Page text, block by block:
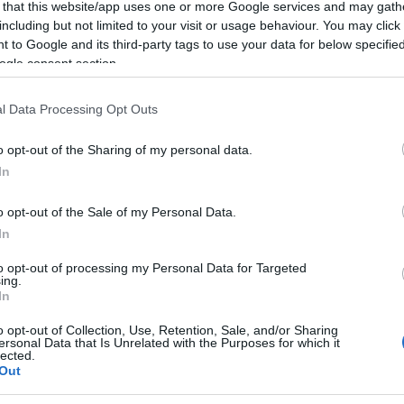
that this website/app uses one or more Google services and may
but not limited to your visit or usage behaviour. You may
to Google and its third-party tags to use your data for below
consent section.
Data Processing Opt Outs
opt-out of the Sharing of my personal data.
opt-out of the Sale of my Personal Data.
opt-out of processing my Personal Data for Targeted
opt-out of Collection, Use, Retention, Sale, and/or Sharing
Data that Is Unrelated with the Purposes for which it
között hónapokon át „plátói kapcsolat” állt
szerinte „elég messzire mentek”.
elnök azt írta a színésznőnek:
Arab szakértő:
mérce Oroszország és
szerint Brigitte Macront nem feltétlenül
hanem az a lehetőség, amit az sugallt.